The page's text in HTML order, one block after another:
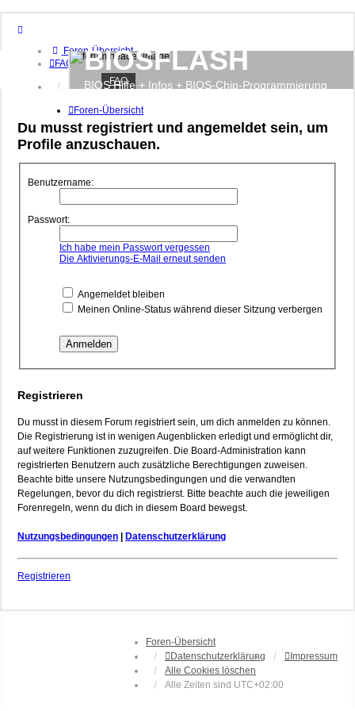
Foren-Übersicht
FAQ
Anmelden
BIOSFLASH
BIOS Hilfe + Infos + BIOS-Chip-Programmierung
FAQ
Foren-Übersicht
Du musst registriert und angemeldet sein, um
Profile anzuschauen.
Benutzername:
Passwort:
Ich habe mein Passwort vergessen
Die Aktivierungs-E-Mail erneut senden
Angemeldet bleiben
Meinen Online-Status während dieser Sitzung verbergen
Registrieren
Du musst in diesem Forum registriert sein, um dich anmelden zu können.
Die Registrierung ist in wenigen Augenblicken erledigt und ermöglicht dir,
auf weitere Funktionen zuzugreifen. Die Board-Administration kann
registrierten Benutzern auch zusätzliche Berechtigungen zuweisen.
Beachte bitte unsere Nutzungsbedingungen und die verwandten
Regelungen, bevor du dich registrierst. Bitte beachte auch die jeweiligen
Forenregeln, wenn du dich in diesem Board bewegst.
Nutzungsbedingungen Datenschutzerklärung
Registrieren
Foren-Übersicht
Datenschutzerklärung
Impressum
Alle Cookies löschen
Alle Zeiten sind UTC+02:00